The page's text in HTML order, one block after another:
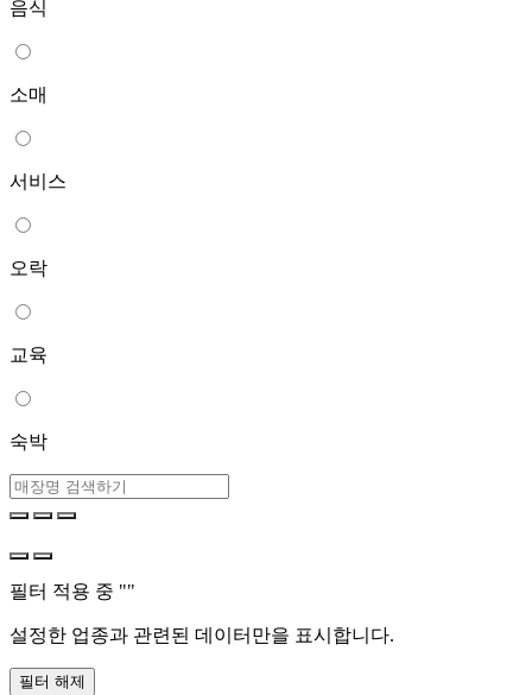
음식
소매
서비스
오락
교육
숙박
필터 적용 중 ""
설정한 업종과 관련된 데이터만을 표시합니다.
필터 해제